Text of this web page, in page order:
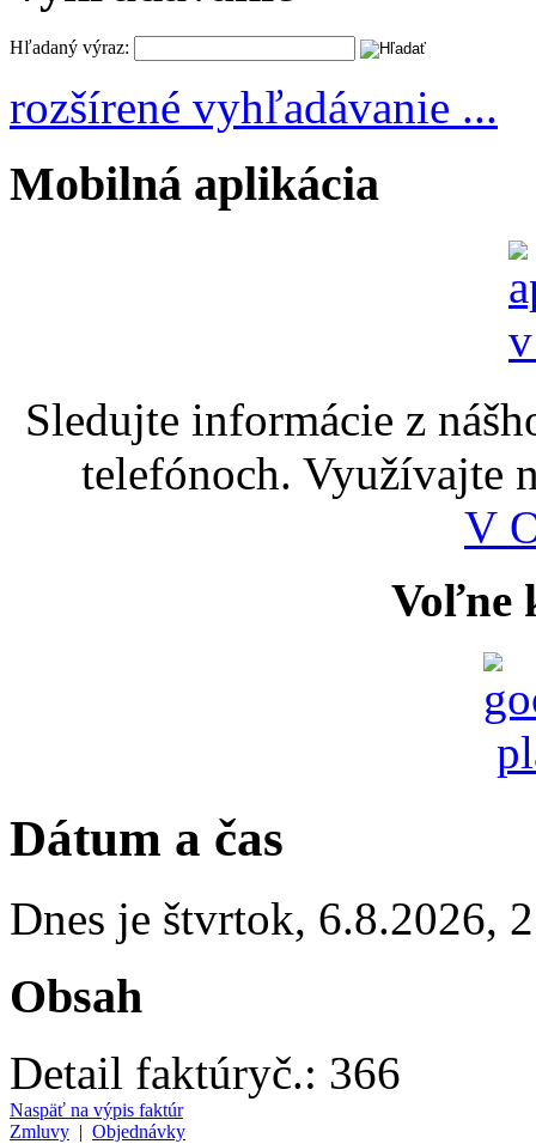
Hľadaný výraz:
rozšírené vyhľadávanie ...
Mobilná aplikácia
Sledujte informácie z
telefónoch. Využívajte
V
Voľne
Dátum a čas
Dnes je štvrtok, 6.8.2026,
Obsah
Detail faktúryč.: 366
Naspäť na výpis faktúr
Zmluvy | Objednávky